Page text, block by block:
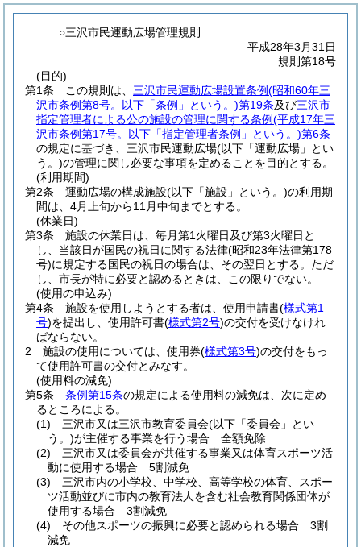
○三沢市民運動広場管理規則
平成28年3月31日
規則第18号
(目的)
第1条
この規則は、 三沢市民運動広場設置条例(昭和60年三
沢市条例第8号。以下「条例」という。)第19条及び三沢市
指定管理者による公の施設の管理に関する条例(平成17年三
沢市条例第17号。以下「指定管理者条例」という。)第6条
の規定に基づき、三沢市民運動広場(以下「運動広場」とい
う。)の管理に関し必要な事項を定めることを目的とする。
(利用期間)
第2条
運動広場の構成施設(以下「施設」という。)の利用期
間は、4月上旬から11月中旬までとする。
(休業日)
第3条
施設の休業日は、毎月第1火曜日及び第3火曜日と
し、当該日が国民の祝日に関する法律(昭和23年法律第178
号)に規定する国民の祝日の場合は、その翌日とする。 ただ
し、市長が特に必要と認めるときは、この限りでない。
(使用の申込み)
第4条
施設を使用しようとする者は、使用申請書(様式第1
号)を提出し、使用許可書(様式第2号)の交付を受けなけれ
ばならない。
2
施設の使用については、使用券(様式第3号)の交付をもっ
て使用許可書の交付とみなす。
(使用料の減免)
第5条
条例第15条の規定による使用料の減免は、次に定め
るところによる。
(1)
三沢市又は三沢市教育委員会(以下「委員会」とい
う。)が主催する事業を行う場合 全額免除
(2)
三沢市又は委員会が共催する事業又は体育スポーツ活
動に使用する場合 5割減免
(3)
三沢市内の小学校、中学校、高等学校の体育、スポー
ツ活動並びに市内の教育法人を含む社会教育関係団体が
使用する場合 3割減免
(4)
その他スポーツの振興に必要と認められる場合 3割
減免